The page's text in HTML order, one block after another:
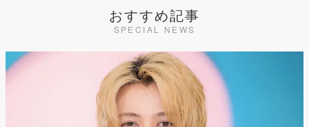
おすすめ記事
SPECIAL NEWS